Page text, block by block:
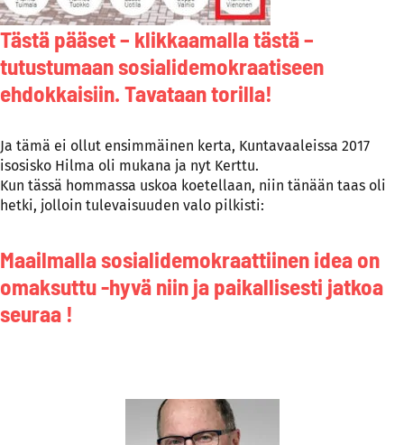
Tästä pääset – klikkaamalla tästä –
tutustumaan sosialidemokraatiseen
ehdokkaisiin. Tavataan torilla!
Ja tämä ei ollut ensimmäinen kerta, Kuntavaaleissa 2017
isosisko Hilma oli mukana ja nyt Kerttu.
Kun tässä hommassa uskoa koetellaan, niin tänään taas oli
hetki, jolloin tulevaisuuden valo pilkisti:
Maailmalla sosialidemokraattiinen idea on
omaksuttu -hyvä niin ja paikallisesti jatkoa
seuraa !